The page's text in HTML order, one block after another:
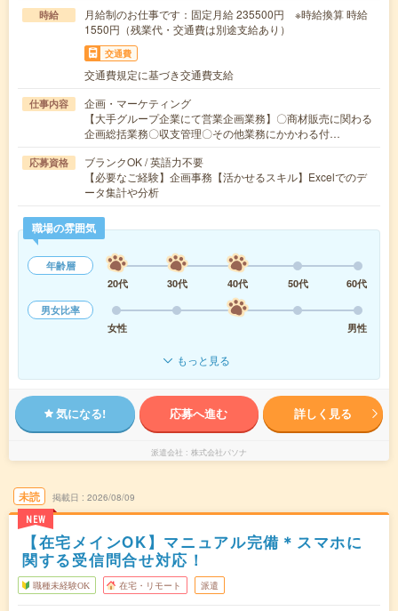
時給
月給制のお仕事です：固定月給 235500円 ※時給換算 時給
1550円（残業代・交通費は別途支給あり）
交通費
交通費規定に基づき交通費支給
仕事内容
企画・マーケティング
【大手グループ企業にて営業企画業務】〇商材販売に関わる
企画総括業務〇収支管理〇その他業務にかかわる付…
応募資格
ブランクOK / 英語力不要
【必要なご経験】企画事務【活かせるスキル】Excelでのデ
ータ集計や分析
職場の雰囲気
年齢層
20代
30代 40代 50代
60代
男女比率
女性
男性
もっと見る
気になる! 応募へ進む 詳しく見る
派遣会社 株式会社パソナ
未読
NEW
掲載日 2026/08/09
【在宅メインOK】マニュアル完備＊スマホに
関する受信問合せ対応！
職種未経験OK 在宅・リモート 派遣